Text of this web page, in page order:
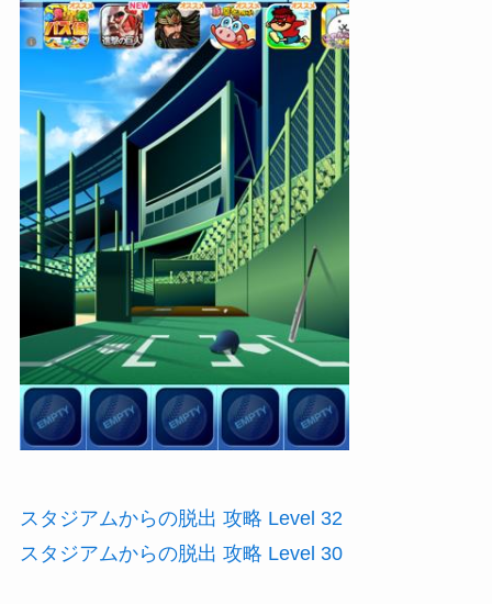
スタジアムからの脱出 攻略 Level 32
スタジアムからの脱出 攻略 Level 30